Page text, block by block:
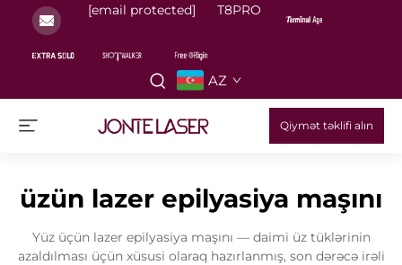
[email protected] T8PRO
AZ
Qiymət təklifi alın
üzün lazer epilyasiya maşını
Yüz üçün lazer epilyasiya maşını — daimi üz tüklərinin
azaldılması üçün xüsusi olaraq hazırlanmış, son dərəcə irəli